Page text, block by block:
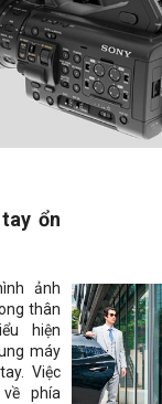
ổn
ảnh
thân
hiện
máy
Việc
phía